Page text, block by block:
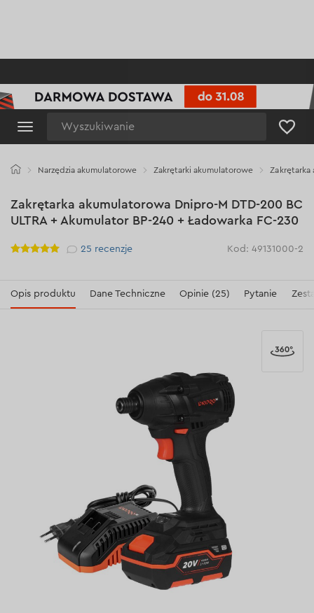
Narzędzia akumulatorowe Zakrętarki akumulatorowe Zakrętarka
Zakrętarka akumulatorowa Dnipro-M DTD-200 BC
ULTRA + Akumulator BP-240 + Ładowarka FC-230
Рейтинг 25 recenzje Kod: 49131000-2
Opis produktu Dane Techniczne Opinie (25) Pytanie